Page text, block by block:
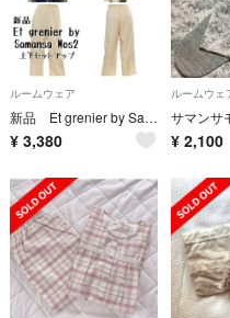
ルームウェア
新品 Et grenier by Samansa Mos2 ルームウェア 黄色
¥ 3,380
ルームウェ
¥ 2,100